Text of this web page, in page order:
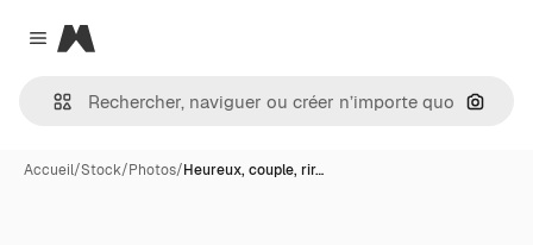
Close menu
Magnific
Accueil/Stock/Photos/Heureux, couple, rir…